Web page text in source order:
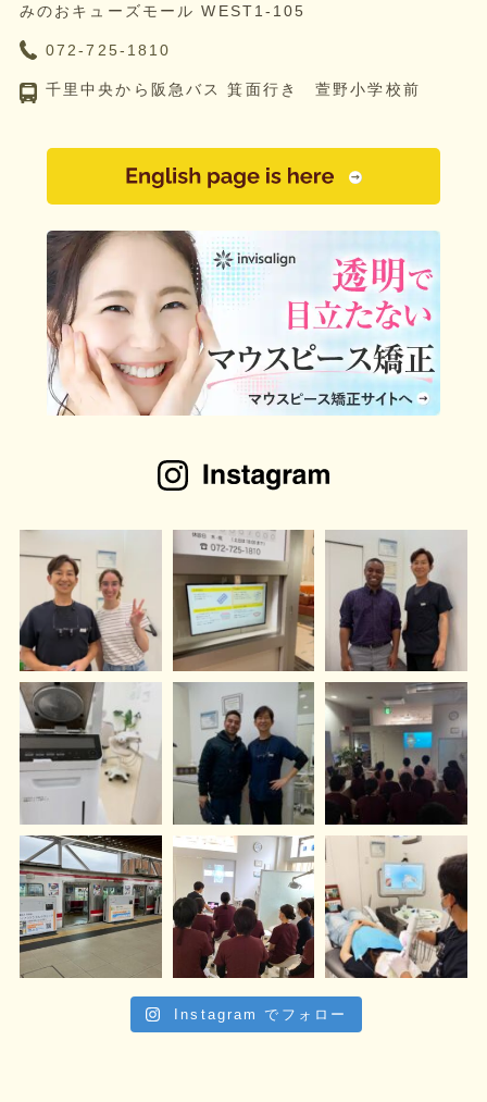
みのおキューズモール WEST1-105
072-725-1810
千里中央から阪急バス 箕面行き 萱野小学校前
Instagram でフォロー